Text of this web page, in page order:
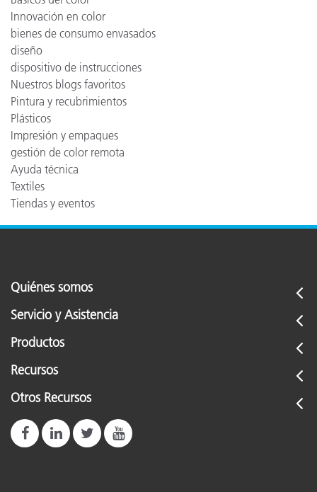
Innovación en color
bienes de consumo envasados
diseño
dispositivo de instrucciones
Nuestros blogs favoritos
Pintura y recubrimientos
Plásticos
Impresión y empaques
gestión de color remota
Ayuda técnica
Textiles
Tiendas y eventos
Quiénes somos
Servicio y Asistencia
Productos
Recursos
Otros Recursos